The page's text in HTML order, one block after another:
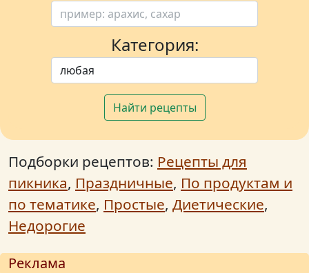
Категория:
Найти рецепты
Подборки рецептов: Рецепты для
пикника, Праздничные, По продуктам и
по тематике, Простые, Диетические,
Недорогие
Реклама